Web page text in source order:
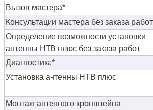
Вызов мастера*
Консультации мастера без заказа работ
Определение возможности установки
антенны НТВ плюс без заказа работ
Диагностика*
Установка антенны НТВ плюс
Монтаж антенного кронштейна